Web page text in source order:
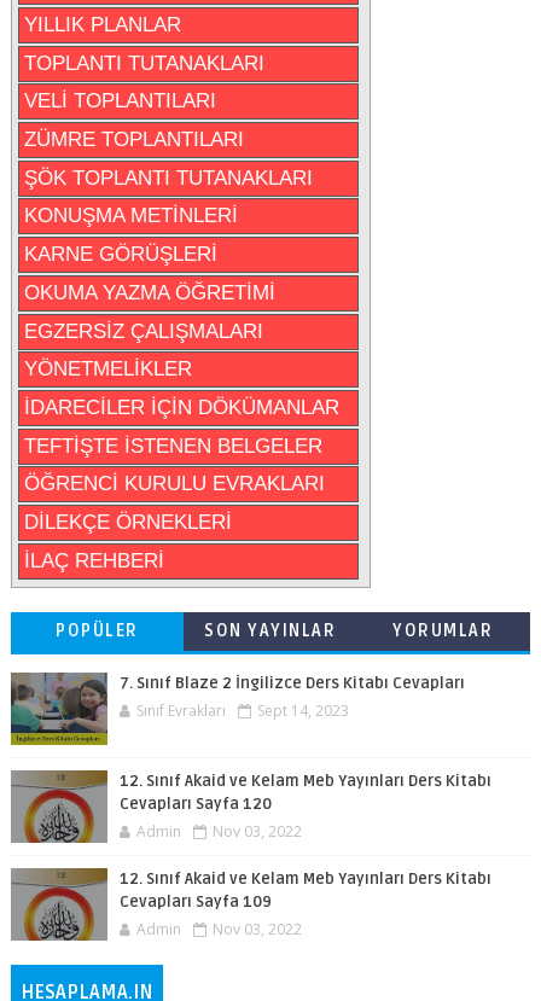
YILLIK PLANLAR
TOPLANTI TUTANAKLARI
VELİ TOPLANTILARI
ZÜMRE TOPLANTILARI
ŞÖK TOPLANTI TUTANAKLARI
KONUŞMA METİNLERİ
KARNE GÖRÜŞLERİ
OKUMA YAZMA ÖĞRETİMİ
EGZERSİZ ÇALIŞMALARI
YÖNETMELİKLER
İDARECİLER İÇİN DÖKÜMANLAR
TEFTİŞTE İSTENEN BELGELER
ÖĞRENCİ KURULU EVRAKLARI
DİLEKÇE ÖRNEKLERİ
İLAÇ REHBERİ
POPÜLER SON YAYINLAR YORUMLAR
7. Sınıf Blaze 2 İngilizce Ders Kitabı Cevapları
Sınıf Evrakları Sept 14, 2023
12. Sınıf Akaid ve Kelam Meb Yayınları Ders Kitabı
Cevapları Sayfa 120
Admin Nov 03, 2022
12. Sınıf Akaid ve Kelam Meb Yayınları Ders Kitabı
Cevapları Sayfa 109
Admin Nov 03, 2022
HESAPLAMA.IN